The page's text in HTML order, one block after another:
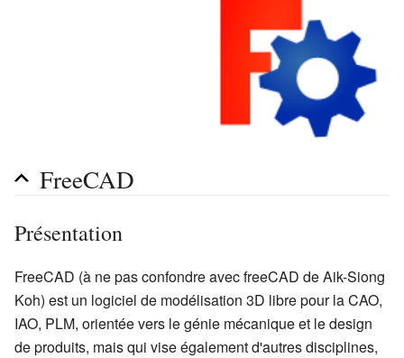
FreeCAD
Présentation
FreeCAD (à ne pas confondre avec freeCAD de Aik-Siong
Koh) est un logiciel de modélisation 3D libre pour la CAO,
IAO, PLM, orientée vers le génie mécanique et le design
de produits, mais qui vise également d'autres disciplines,